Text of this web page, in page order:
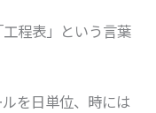
程表」という言葉
を日単位、時には